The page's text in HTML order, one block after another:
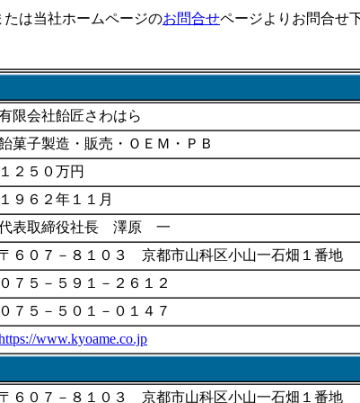
は当社ホームページのお問合せページよりお問合せ
限会社飴匠さわはら
菓子製造・販売・ＯＥＭ・ＰＢ
１２５０万円
１９６２年１１月
表取締役社長 澤原 一
〒６０７－８１０３ 京都市山科区小山一石畑１番地
０７５－５９１－２６１２
０７５－５０１－０１４７
www.kyoame.co.jp
〒６０７－８１０３ 京都市山科区小山一石畑１番地